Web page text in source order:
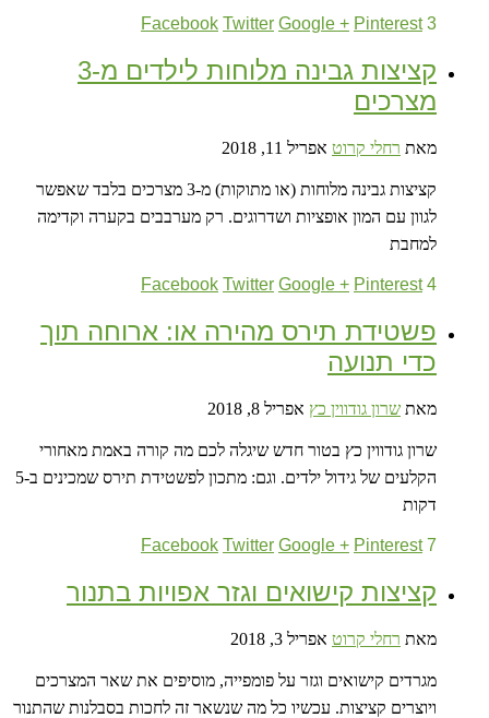
3
Facebook Twitter Google + Pinterest
קציצות גבינה מלוחות לילדים מ-3
מצרכים
מאת רחלי קרוט אפריל 11, 2018
קציצות גבינה מלוחות (או מתוקות) מ-3 מצרכים בלבד שאפשר
לגוון עם המון אופציות ושדרוגים. רק מערבבים בקערה וקדימה
למחבת
4
Facebook Twitter Google + Pinterest
פשטידת תירס מהירה או: ארוחה תוך
כדי תנועה
מאת שרון גודווין כץ אפריל 8, 2018
שרון גודווין כץ בטור חדש שיגלה לכם מה קורה באמת מאחורי
הקלעים של גידול ילדים. וגם: מתכון לפשטידת תירס שמכינים ב-5
דקות
7
Facebook Twitter Google + Pinterest
קציצות קישואים וגזר אפויות בתנור
מאת רחלי קרוט אפריל 3, 2018
מגרדים קישואים וגזר על פומפייה, מוסיפים את שאר המצרכים
ויוצרים קציצות. עכשיו כל מה שנשאר זה לחכות בסבלנות שהתנור